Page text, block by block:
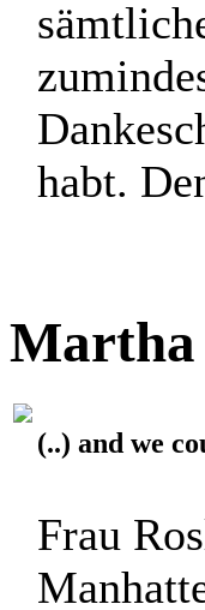
habt.
Martha
(..) and we
Frau